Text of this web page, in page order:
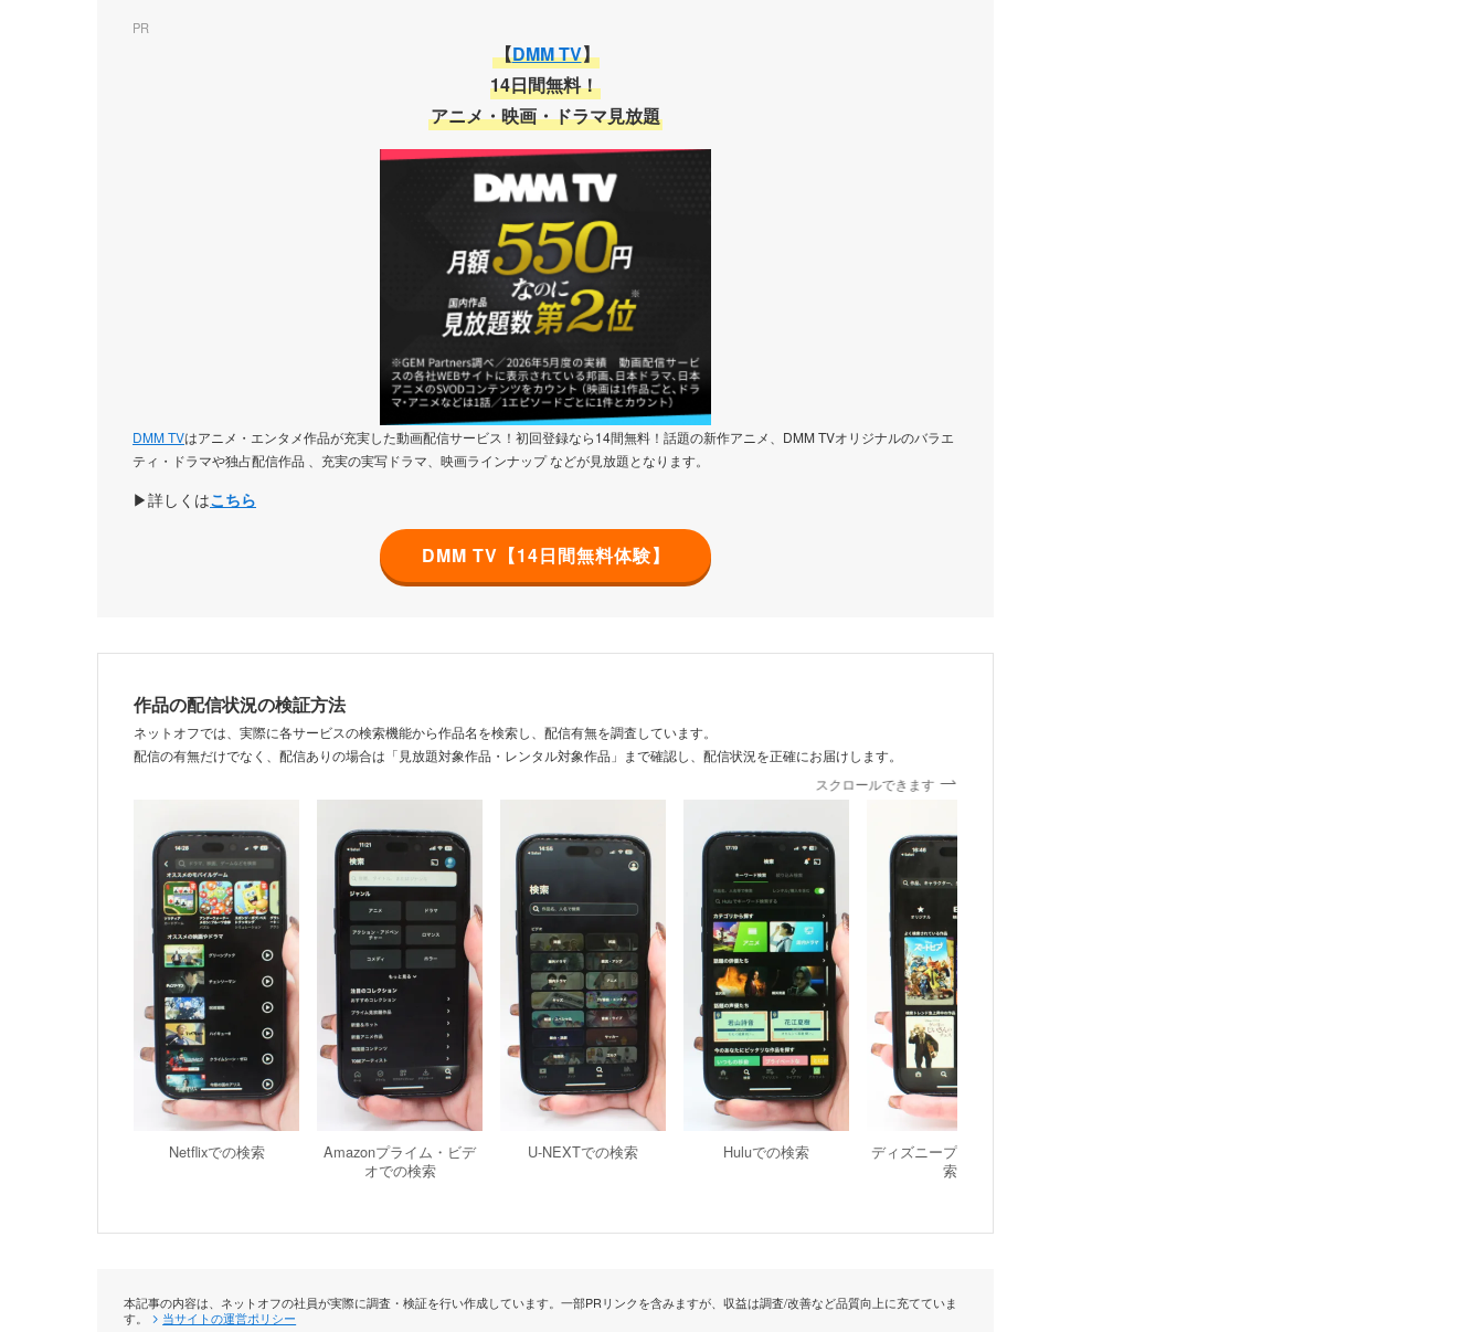
PR
【DMM TV】
14日間無料！
アニメ・映画・ドラマ見放題
DMM TVはアニメ・エンタメ作品が充実した動画配信サービス！初回登録なら14間無料！話題の新作アニメ、DMM TVオリジナルのバラエ
ティ・ドラマや独占配信作品 、充実の実写ドラマ、映画ラインナップ などが見放題となります。
▶詳しくはこちら
DMM TV【14日間無料体験】
作品の配信状況の検証方法
ネットオフでは、実際に各サービスの検索機能から作品名を検索し、配信有無を調査しています。
配信の有無だけでなく、配信ありの場合は「見放題対象作品・レンタル対象作品」まで確認し、配信状況を正確にお届けします。
スクロールできます
Netflixでの検索
Amazonプライム・ビデ
オでの検索
U-NEXTでの検索 Huluでの検索
ディズニープラスでの検
索
本記事の内容は、ネットオフの社員が実際に調査・検証を行い作成しています。一部PRリンクを含みますが、収益は調査/改善など品質向上に充てていま
す。
当サイトの運営ポリシー